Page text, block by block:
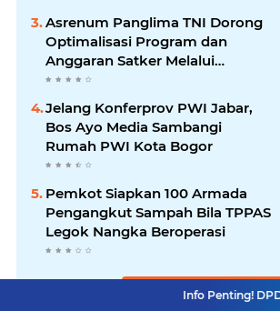
Asrenum Panglima TNI Dorong
Optimalisasi Program dan
Anggaran Satker Melalui
Evaluasi Kinerja
Jelang Konferprov PWI Jabar,
Bos Ayo Media Sambangi
Rumah PWI Kota Bogor
Pemkot Siapkan 100 Armada
Pengangkut Sampah Bila TPPAS
Legok Nangka Beroperasi
Lihat Selengkapnya
Info Penting! DPD Partai